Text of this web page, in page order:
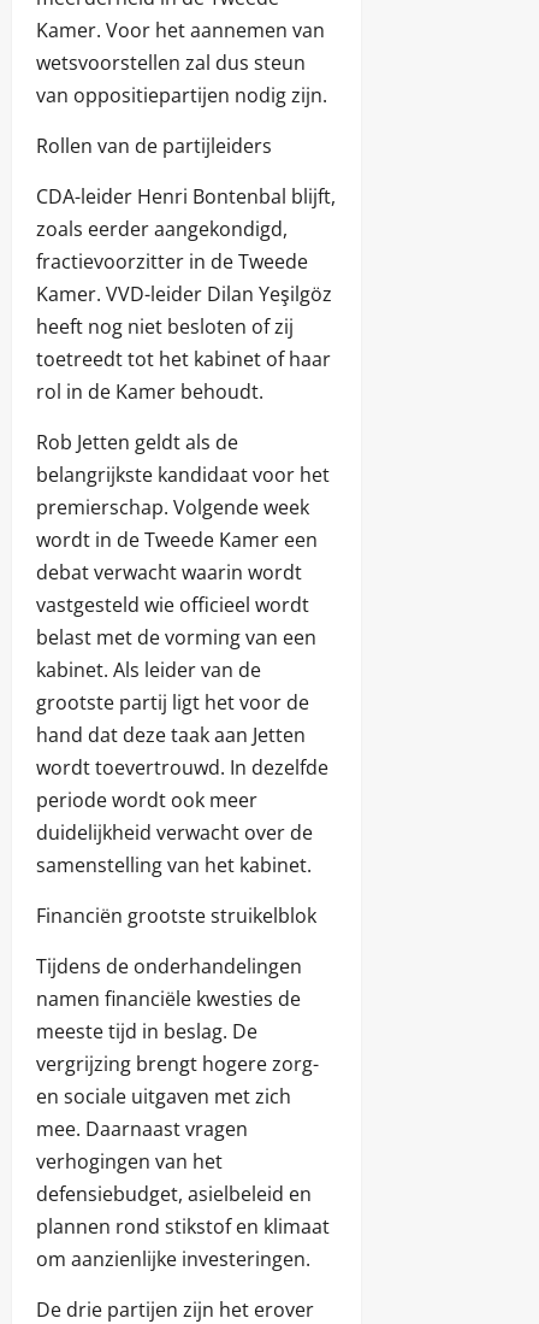
Kamer. Voor het aannemen van
wetsvoorstellen zal dus steun
van oppositiepartijen nodig zijn.
Rollen van de partijleiders
CDA-leider Henri Bontenbal blijft,
zoals eerder aangekondigd,
fractievoorzitter in de Tweede
Kamer. VVD-leider Dilan Yeşilgöz
heeft nog niet besloten of zij
toetreedt tot het kabinet of haar
rol in de Kamer behoudt.
Rob Jetten geldt als de
belangrijkste kandidaat voor het
premierschap. Volgende week
wordt in de Tweede Kamer een
debat verwacht waarin wordt
vastgesteld wie officieel wordt
belast met de vorming van een
kabinet. Als leider van de
grootste partij ligt het voor de
hand dat deze taak aan Jetten
wordt toevertrouwd. In dezelfde
periode wordt ook meer
duidelijkheid verwacht over de
samenstelling van het kabinet.
Financiën grootste struikelblok
Tijdens de onderhandelingen
namen financiële kwesties de
meeste tijd in beslag. De
vergrijzing brengt hogere zorg-
en sociale uitgaven met zich
mee. Daarnaast vragen
verhogingen van het
defensiebudget, asielbeleid en
plannen rond stikstof en klimaat
om aanzienlijke investeringen.
De drie partijen zijn het erover